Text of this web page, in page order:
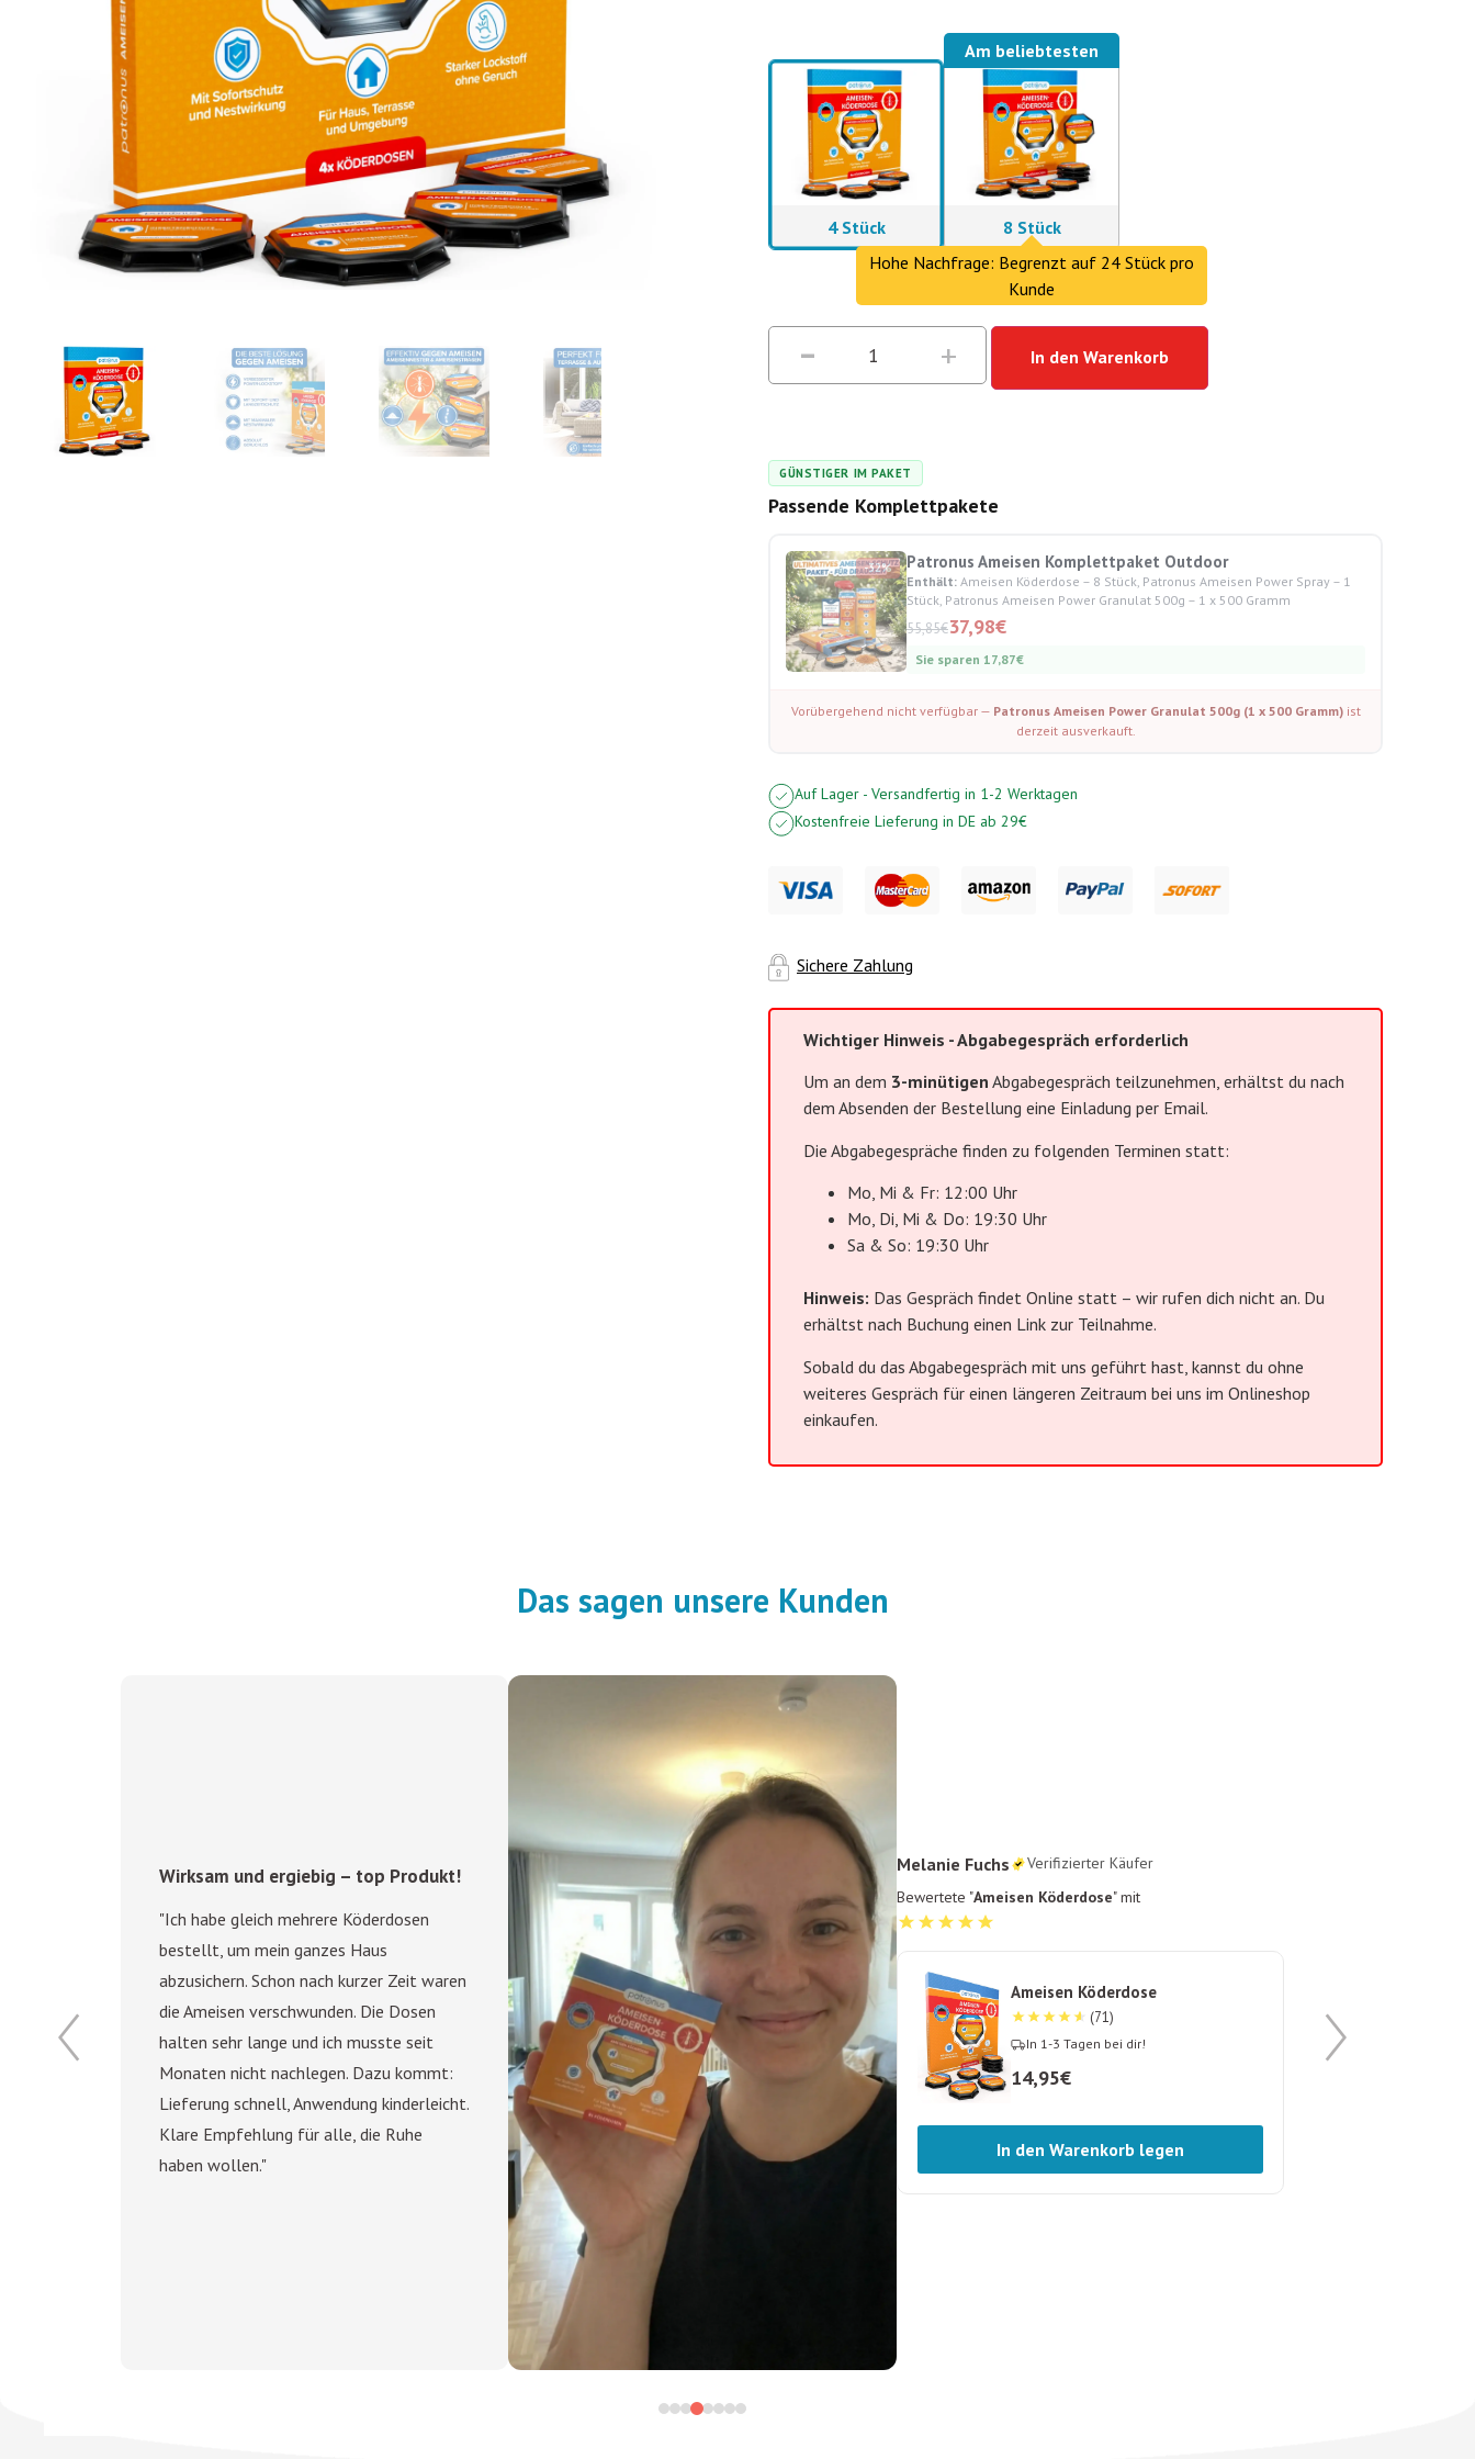
4 Stück 8 Stück
Am beliebtesten
Hohe Nachfrage: Begrenzt auf 24 Stück pro
Kunde
In den Warenkorb
GÜNSTIGER IM PAKET
Passende Komplettpakete
-32% Patronus Ameisen Komplettpaket Outdoor
Enthält: Ameisen Köderdose – 8 Stück, Patronus Ameisen Power Spray – 1
Stück, Patronus Ameisen Power Granulat 500g – 1 x 500 Gramm
55,85€37,98€
Sie sparen 17,87€
Vorübergehend nicht verfügbar — Patronus Ameisen Power Granulat 500g (1 x 500 Gramm)ist
derzeit ausverkauft.
Auf Lager - Versandfertig in 1-2 Werktagen
Kostenfreie Lieferung in DE ab 29€
Sichere Zahlung
Wichtiger Hinweis - Abgabegespräch erforderlich
Um an dem 3-minütigen Abgabegespräch teilzunehmen, erhältst du nach
dem Absenden der Bestellung eine Einladung per Email.
Die Abgabegespräche finden zu folgenden Terminen statt:
Mo, Mi & Fr: 12:00 Uhr
Mo, Di, Mi & Do: 19:30 Uhr
Sa & So: 19:30 Uhr
Hinweis: Das Gespräch findet Online statt – wir rufen dich nicht an. Du
erhältst nach Buchung einen Link zur Teilnahme.
Sobald du das Abgabegespräch mit uns geführt hast, kannst du ohne
weiteres Gespräch für einen längeren Zeitraum bei uns im Onlineshop
einkaufen.
Das sagen unsere Kunden
Wirksam und ergiebig – top Produkt!
"Ich habe gleich mehrere Köderdosen
bestellt, um mein ganzes Haus
abzusichern. Schon nach kurzer Zeit waren
die Ameisen verschwunden. Die Dosen
halten sehr lange und ich musste seit
Monaten nicht nachlegen. Dazu kommt:
Lieferung schnell, Anwendung kinderleicht.
Klare Empfehlung für alle, die Ruhe
haben wollen."
Melanie Fuchs
Verifizierter Käufer
Bewertete "Ameisen Köderdose" mit
Ameisen Köderdose
(71)
In 1-3 Tagen bei dir!
14,95€
In den Warenkorb legen
Zeit war Ruhe.